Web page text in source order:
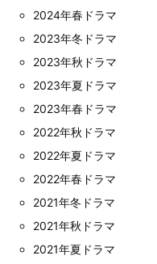
2024年春ドラマ
2023年冬ドラマ
2023年秋ドラマ
2023年夏ドラマ
2023年春ドラマ
2022年秋ドラマ
2022年夏ドラマ
2022年春ドラマ
2021年冬ドラマ
2021年秋ドラマ
2021年夏ドラマ